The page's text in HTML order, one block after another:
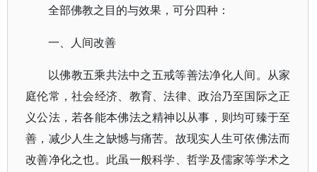
全部佛教之目的与效果，可分四种：
一、人间改善
以佛教五乘共法中之五戒等善法净化人间。从家
庭伦常，社会经济、教育、法律、政治乃至国际之正
义公法，若各能本佛法之精神以从事，则均可臻于至
善，减少人生之缺憾与痛苦。故现实人生可依佛法而
改善净化之也。此虽一般科学、哲学及儒家等学术之